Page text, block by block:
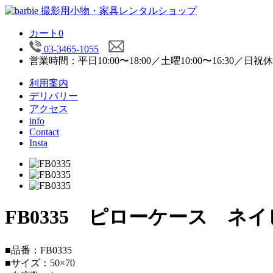
カート 0
03-3465-1055
営業時間：平日10:00〜18:00／土曜10:00〜16:30／日祝
利用案内
デリバリー
アクセス
info
Contact
Insta
FB0335 ピローケース ネイ
■品番：FB0335
■サイズ：50×70